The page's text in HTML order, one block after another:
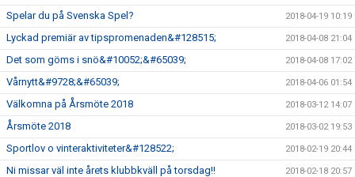
Spelar du på Svenska Spel? 2018-04-19 10:19
Lyckad premiär av tipspromenaden&#128515; 2018-04-08 21:04
Det som göms i snö&#10052;&#65039; 2018-04-08 17:02
Vårnytt&#9728;&#65039; 2018-04-06 01:54
Välkomna på Årsmöte 2018 2018-03-12 14:07
Årsmöte 2018 2018-03-02 19:53
Sportlov o vinteraktiviteter&#128522; 2018-02-19 20:44
Ni missar väl inte årets klubbkväll på torsdag!! 2018-02-18 20:57